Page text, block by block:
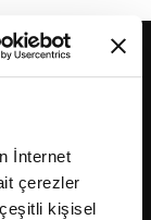
İnternet
çerezler
kişisel